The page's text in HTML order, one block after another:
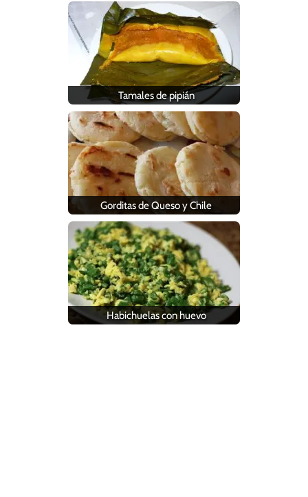
Tamales de pipián
Gorditas de Queso y Chile
Habichuelas con huevo